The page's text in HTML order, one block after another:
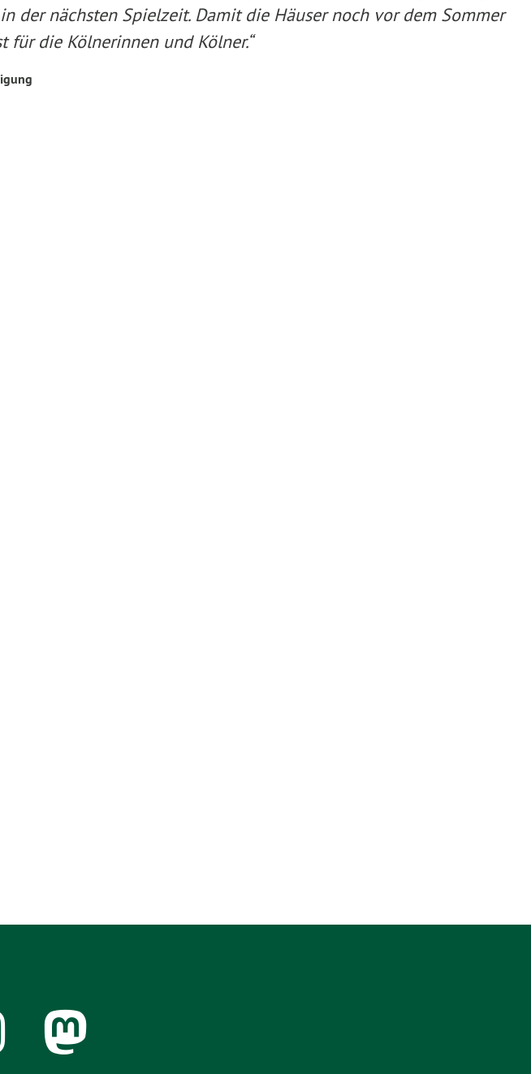
der nächsten Spielzeit. Damit die Häuser noch vor dem Sommer
die Kölnerinnen und Kölner.“